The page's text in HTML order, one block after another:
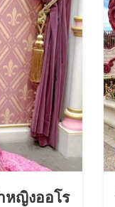
หญิงออโร